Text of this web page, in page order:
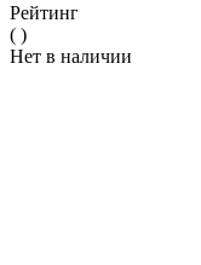
Рейтинг
( )
Нет в наличии